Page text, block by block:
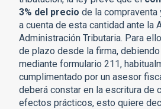
3% del precio de la
a cuenta de esta cantidad ante la
Administración Tributaria. Para
de plazo desde la firma,
mediante formulario 211,
cumplimentado por un asesor
deberá constar en la escritura de
efectos prácticos, esto quiere